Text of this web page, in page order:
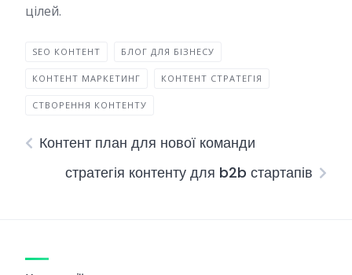
цілей.
SEO КОНТЕНТ БЛОГ ДЛЯ БІЗНЕСУ
КОНТЕНТ МАРКЕТИНГ КОНТЕНТ СТРАТЕГІЯ
СТВОРЕННЯ КОНТЕНТУ
Контент план для нової команди
стратегія контенту для b2b стартапів